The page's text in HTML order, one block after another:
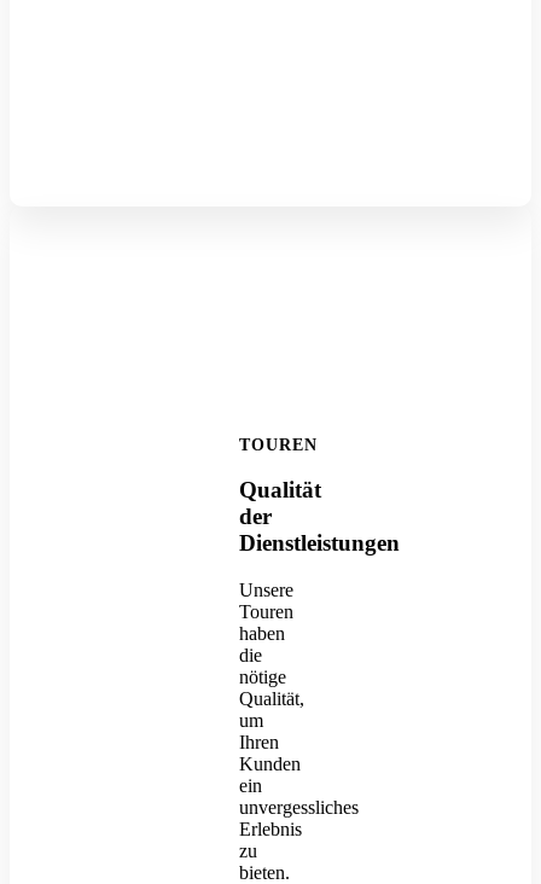
TOUREN
Qualität
der
Dienstleistungen
Unsere
Touren
haben
die
nötige
Qualität,
um
Ihren
Kunden
ein
unvergessliches
Erlebnis
zu
bieten.